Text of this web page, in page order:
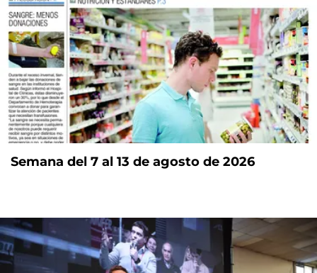
Semana del 7 al 13 de agosto de 2026